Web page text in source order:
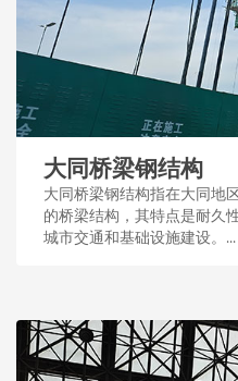
大同桥梁钢结构
大同桥梁钢结构指在大同地
的桥梁结构，其特点是耐久
城市交通和基础设施建设。...